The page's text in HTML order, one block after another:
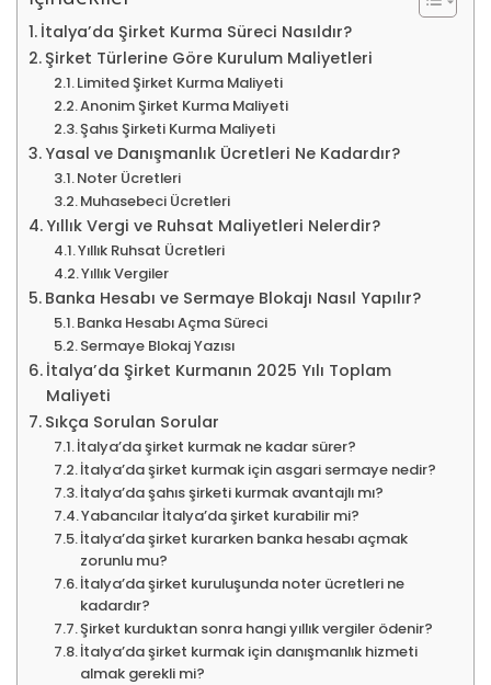
İtalya’da Şirket Kurma Süreci Nasıldır?
Şirket Türlerine Göre Kurulum Maliyetleri
Limited Şirket Kurma Maliyeti
Anonim Şirket Kurma Maliyeti
Şahıs Şirketi Kurma Maliyeti
Yasal ve Danışmanlık Ücretleri Ne Kadardır?
Noter Ücretleri
Muhasebeci Ücretleri
Yıllık Vergi ve Ruhsat Maliyetleri Nelerdir?
Yıllık Ruhsat Ücretleri
Yıllık Vergiler
Banka Hesabı ve Sermaye Blokajı Nasıl Yapılır?
Banka Hesabı Açma Süreci
Sermaye Blokaj Yazısı
İtalya’da Şirket Kurmanın 2025 Yılı Toplam
Maliyeti
Sıkça Sorulan Sorular
İtalya’da şirket kurmak ne kadar sürer?
İtalya’da şirket kurmak için asgari sermaye nedir?
İtalya’da şahıs şirketi kurmak avantajlı mı?
Yabancılar İtalya’da şirket kurabilir mi?
İtalya’da şirket kurarken banka hesabı açmak
zorunlu mu?
İtalya’da şirket kuruluşunda noter ücretleri ne
kadardır?
Şirket kurduktan sonra hangi yıllık vergiler ödenir?
İtalya’da şirket kurmak için danışmanlık hizmeti
almak gerekli mi?